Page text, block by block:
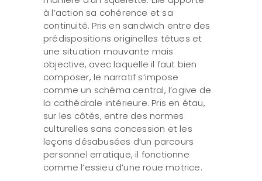
à l’action sa cohérence et sa
continuité. Pris en sandwich entre des
prédispositions originelles têtues et
une situation mouvante mais
objective, avec laquelle il faut bien
composer, le narratif s’impose
comme un schéma central, l’ogive de
la cathédrale intérieure. Pris en étau,
sur les côtés, entre des normes
culturelles sans concession et les
leçons désabusées d’un parcours
personnel erratique, il fonctionne
comme l’essieu d’une roue motrice.